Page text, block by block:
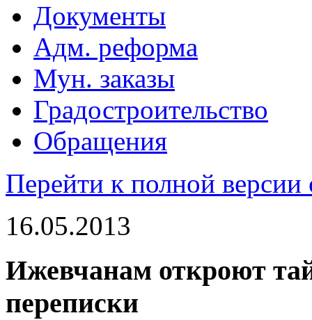
Документы
Адм. реформа
Мун. заказы
Градостроительство
Обращения
Перейти к полной версии
16.05.2013
Ижевчанам откроют
переписки